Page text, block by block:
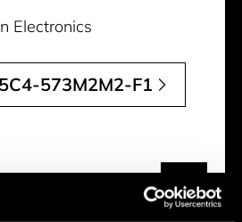
Electronics
573M2M2-F1